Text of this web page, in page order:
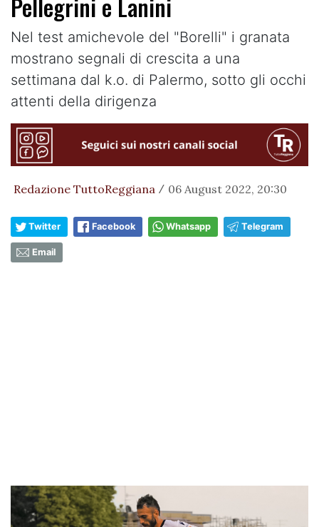
Pellegrini e Lanini
Nel test amichevole del "Borelli" i granata
mostrano segnali di crescita a una
settimana dal k.o. di Palermo, sotto gli occhi
attenti della dirigenza
Redazione TuttoReggiana / 06 August 2022, 20:30
Twitter Facebook Whatsapp Telegram
Email